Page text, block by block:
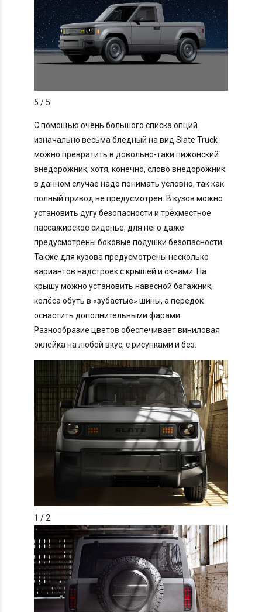
5 / 5
С помощью очень большого списка опций
изначально весьма бледный на вид Slate Truck
можно превратить в довольно-таки пижонский
внедорожник, хотя, конечно, слово внедорожник
в данном случае надо понимать условно, так как
полный привод не предусмотрен. В кузов можно
установить дугу безопасности и трёхместное
пассажирское сиденье, для него даже
предусмотрены боковые подушки безопасности.
Также для кузова предусмотрены несколько
вариантов надстроек с крышей и окнами. На
крышу можно установить навесной багажник,
колёса обуть в «зубастые» шины, а передок
оснастить дополнительными фарами.
Разнообразие цветов обеспечивает виниловая
оклейка на любой вкус, с рисунками и без.
1 / 2